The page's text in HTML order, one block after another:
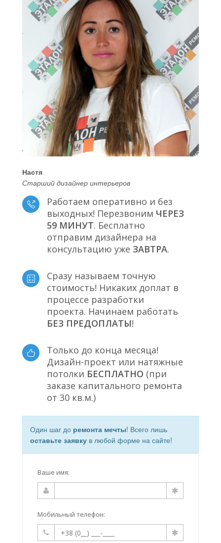
Настя
Старший дизайнер интерьеров
Работаем оперативно и без
выходных! Перезвоним ЧЕРЕЗ
59 МИНУТ. Бесплатно
отправим дизайнера на
консультацию уже ЗАВТРА.
Сразу называем точную
стоимость! Никаких доплат в
процессе разработки
проекта. Начинаем работать
БЕЗ ПРЕДОПЛАТЫ!
Только до конца месяца!
Дизайн-проект или натяжные
потолки БЕСПЛАТНО (при
заказе капитального ремонта
от 30 кв.м.)
Один шаг до ремонта мечты! Всего лишь
оставьте заявку в любой форме на сайте!
Ваше имя:
Мобильный телефон: